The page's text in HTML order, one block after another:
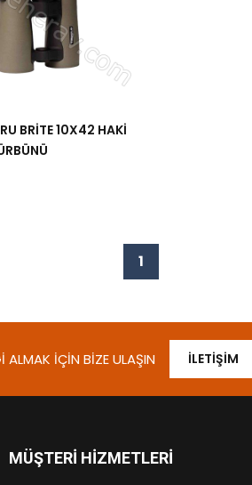
BRİTE 10X42 HAKİ
1
ALMAK İÇIN BIZE ULAŞIN İLETIŞIM
MÜŞTERI HIZMETLERI